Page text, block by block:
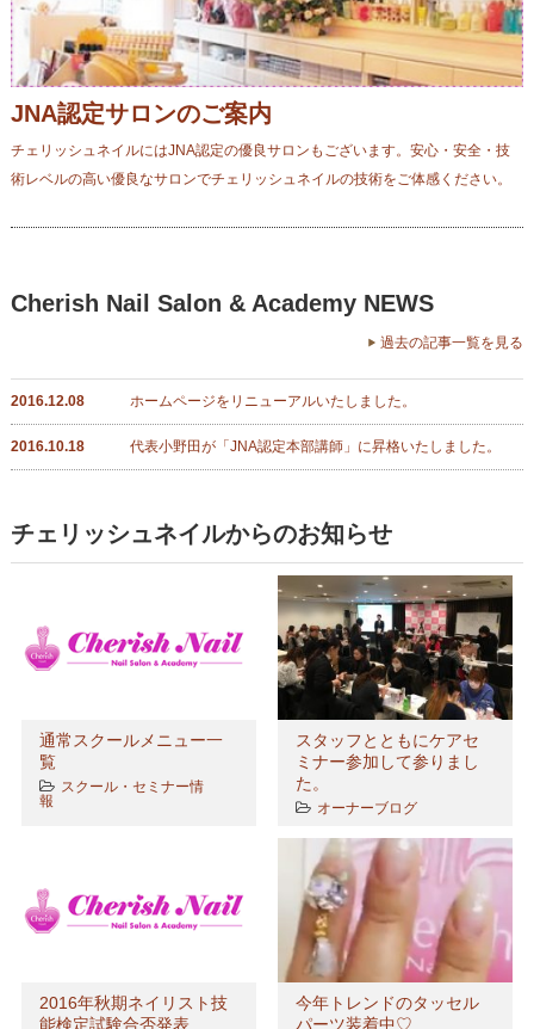
JNA認定サロンのご案内
チェリッシュネイルにはJNA認定の優良サロンもございます。安心・安全・技
術レベルの高い優良なサロンでチェリッシュネイルの技術をご体感ください。
Cherish Nail Salon & Academy NEWS
過去の記事一覧を見る
2016.12.08 ホームページをリニューアルいたしました。
2016.10.18 代表小野田が「JNA認定本部講師」に昇格いたしました。
チェリッシュネイルからのお知らせ
通常スクールメニュー一
覧
スクール・セミナー情
報
スタッフとともにケアセ
ミナー参加して参りまし
た。
オーナーブログ
2016年秋期ネイリスト技
能検定試験合否発表
今年トレンドのタッセル
パーツ装着中♡